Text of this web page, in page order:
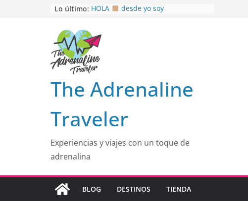
Lo último: HOLA
desde yo soy
EL SENDERO DEL CACAO: Excelente
opción
HOSPEDAJE AL NATURALSHH !!
En
MULITO!
The Adrenaline
Traveler
Experiencias y viajes con un toque de
adrenalina
BLOG DESTINOS TIENDA